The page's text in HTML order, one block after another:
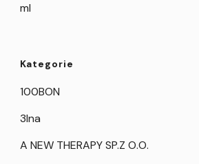
ml
Kategorie
100BON
3Ina
A NEW THERAPY SP.Z O.O.